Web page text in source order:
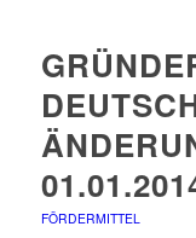
FÖRDERMITTEL